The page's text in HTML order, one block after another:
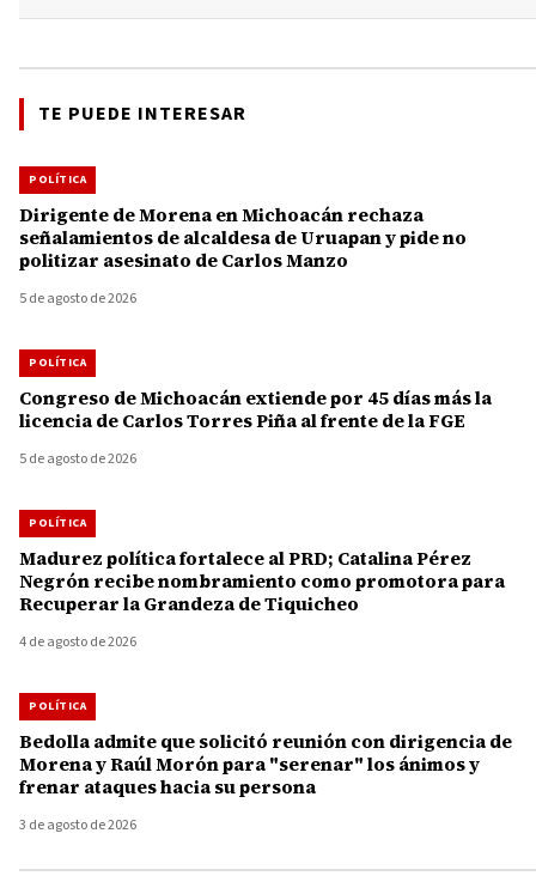
TE PUEDE INTERESAR
POLÍTICA
Dirigente de Morena en Michoacán rechaza
señalamientos de alcaldesa de Uruapan y pide no
politizar asesinato de Carlos Manzo
5 de agosto de 2026
POLÍTICA
Congreso de Michoacán extiende por 45 días más la
licencia de Carlos Torres Piña al frente de la FGE
5 de agosto de 2026
POLÍTICA
Madurez política fortalece al PRD; Catalina Pérez
Negrón recibe nombramiento como promotora para
Recuperar la Grandeza de Tiquicheo
4 de agosto de 2026
POLÍTICA
Bedolla admite que solicitó reunión con dirigencia de
Morena y Raúl Morón para "serenar" los ánimos y
frenar ataques hacia su persona
3 de agosto de 2026